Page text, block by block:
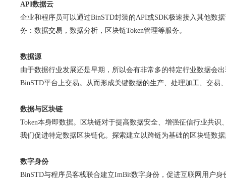
API数据云
企业和程序员可以通过BinSTD封装的API或SDK极速接入其他数
务：数据交易，数据分析，区块链Token管理等服务。
数据源
由于数据行业发展还是早期，所以会有非常多的特定行业数据会
BinSTD平台上交易。从而形成关键数据的生产、处理加工、交
数据与区块链
Token本身即数据。区块链对于提高数据安全、增强征信行业共
我们促进特定数据区块链化。探索建立以跨链为基础的区块链数
数字身份
BinSTD与程序员客栈联合建立ImBit数字身份，促进互联网用户